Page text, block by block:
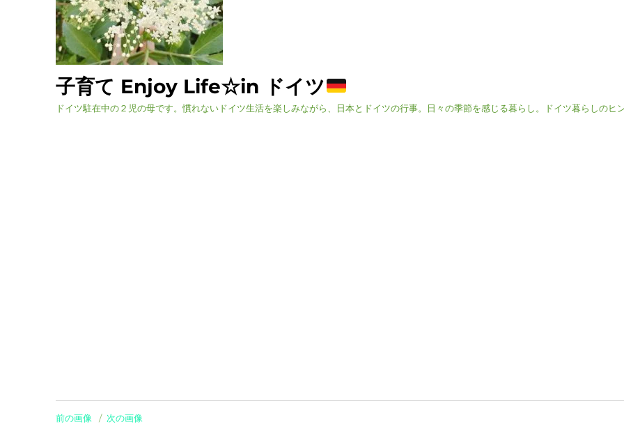
子育て Enjoy Life☆in ドイツ
ドイツ駐在中の２児の母です。慣れないドイツ生活を楽しみながら、日本とドイツの行事。日々の季節を感じる暮らし。ドイツ暮らしのヒ
前の画像 次の画像